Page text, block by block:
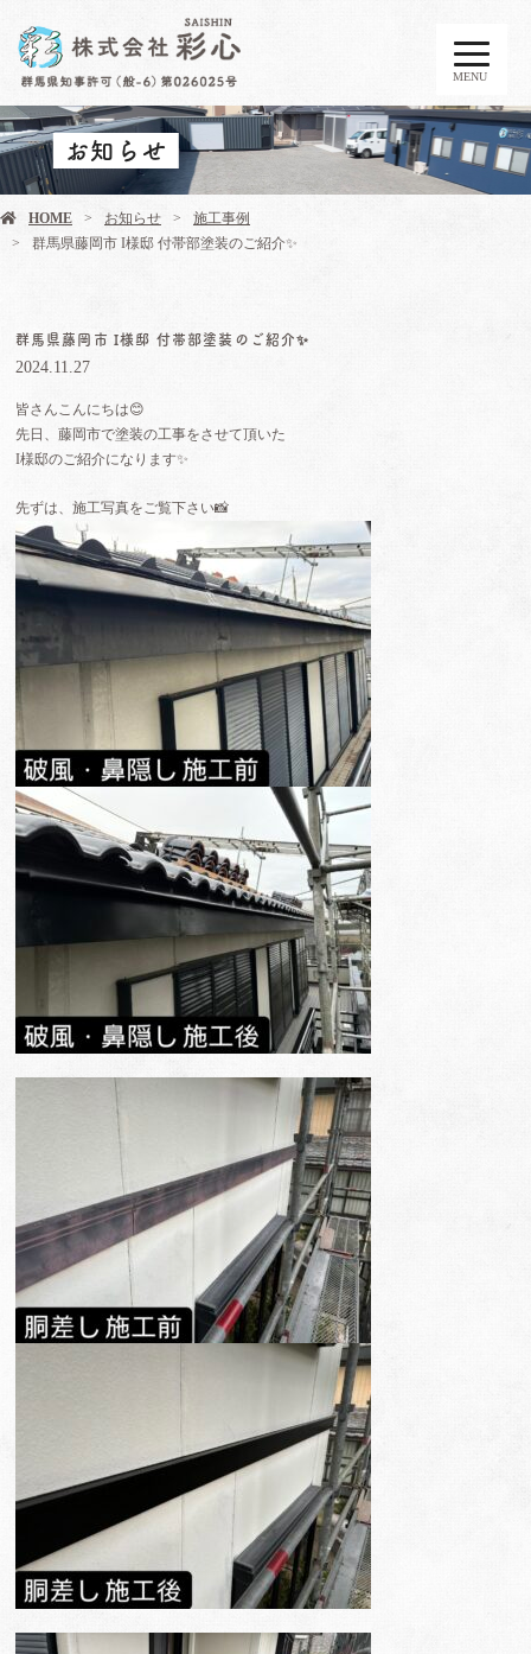
MENU
お知らせ
HOME お知らせ
施工事例
群馬県藤岡市 I様邸 付帯部塗装のご紹介✨
群馬県藤岡市 I様邸 付帯部塗装のご紹介✨
2024.11.27
皆さんこんにちは😊
先日、藤岡市で塗装の工事をさせて頂いた
I様邸のご紹介になります✨
先ずは、施工写真をご覧下さい📸